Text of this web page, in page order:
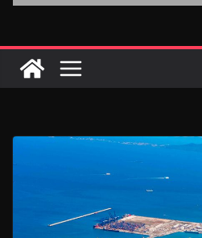
Marruecos gracias a
destinada a consolidar
en una economía
marroquí-